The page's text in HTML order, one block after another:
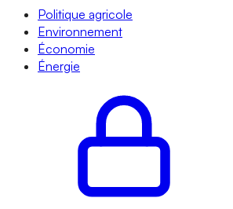
Politique agricole
Environnement
Économie
Énergie